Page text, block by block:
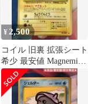
¥ 2,500
コイル 旧裏 拡張シート
希少 最安値 Magnemite
ポケモンカード